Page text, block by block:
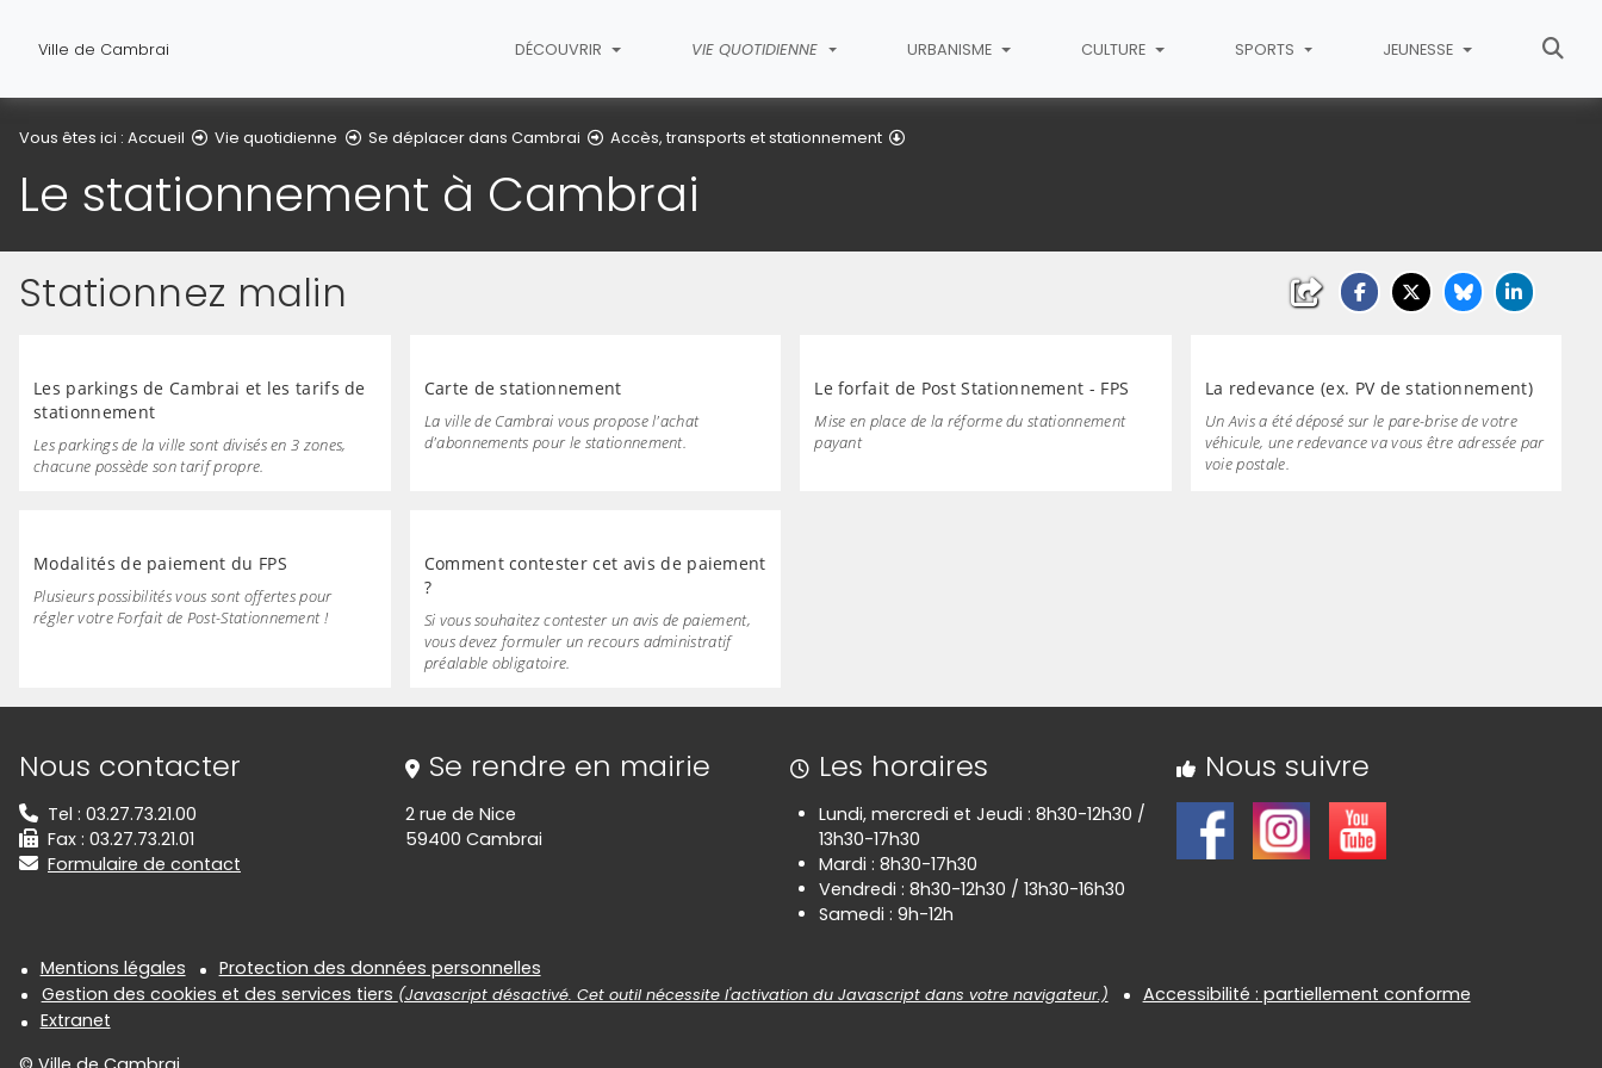
Ville de Cambrai DÉCOUVRIR VIE QUOTIDIENNE URBANISME CULTURE SPORTS JEUNESSE
Vous êtes ici : Accueil Vie quotidienne Se déplacer dans Cambrai Accès, transports et stationnement
Le stationnement à Cambrai
Stationnez malin
Les parkings de Cambrai et les tarifs de
stationnement
Les parkings de la ville sont divisés en 3 zones,
chacune possède son tarif propre.
Carte de stationnement
La ville de Cambrai vous propose l'achat
d'abonnements pour le stationnement.
Le forfait de Post Stationnement - FPS
Mise en place de la réforme du stationnement
payant
La redevance (ex. PV de stationnement)
Un Avis a été déposé sur le pare-brise de votre
véhicule, une redevance va vous être adressée par
voie postale.
Modalités de paiement du FPS
Plusieurs possibilités vous sont offertes pour
régler votre Forfait de Post-Stationnement !
Comment contester cet avis de paiement
?
Si vous souhaitez contester un avis de paiement,
vous devez formuler un recours administratif
préalable obligatoire.
Informations de contact
Nous contacter
Tel : 03.27.73.21.00
Fax : 03.27.73.21.01
Formulaire de contact
Se rendre en mairie
2 rue de Nice
59400 Cambrai
Les horaires
Lundi, mercredi et Jeudi : 8h30-12h30 /
13h30-17h30
Mardi : 8h30-17h30
Vendredi : 8h30-12h30 / 13h30-16h30
Samedi : 9h-12h
Nous suivre
Informations réglementaires
Mentions légales
Protection des données personnelles
Gestion des cookies et des services tiers (Javascript désactivé. Cet outil nécessite l'activation du Javascript dans votre navigateur.)
Accessibilité : partiellement conforme
Extranet